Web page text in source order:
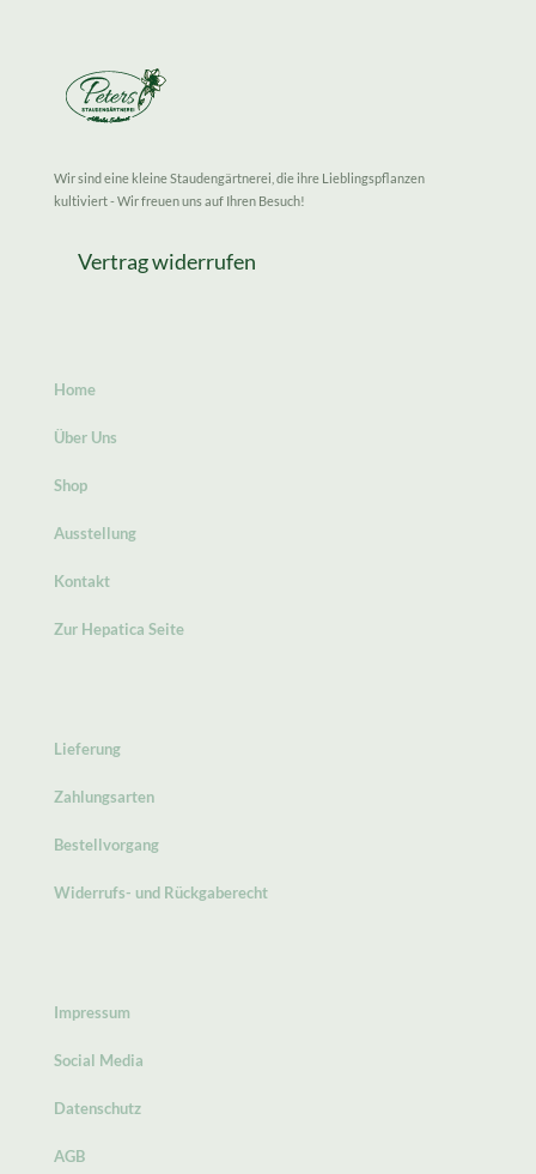
Wir sind eine kleine Staudengärtnerei, die ihre Lieblingspflanzen
kultiviert - Wir freuen uns auf Ihren Besuch!
Vertrag widerrufen
Home
Über Uns
Shop
Ausstellung
Kontakt
Zur Hepatica Seite
Lieferung
Zahlungsarten
Bestellvorgang
Widerrufs- und Rückgaberecht
Impressum
Social Media
Datenschutz
AGB